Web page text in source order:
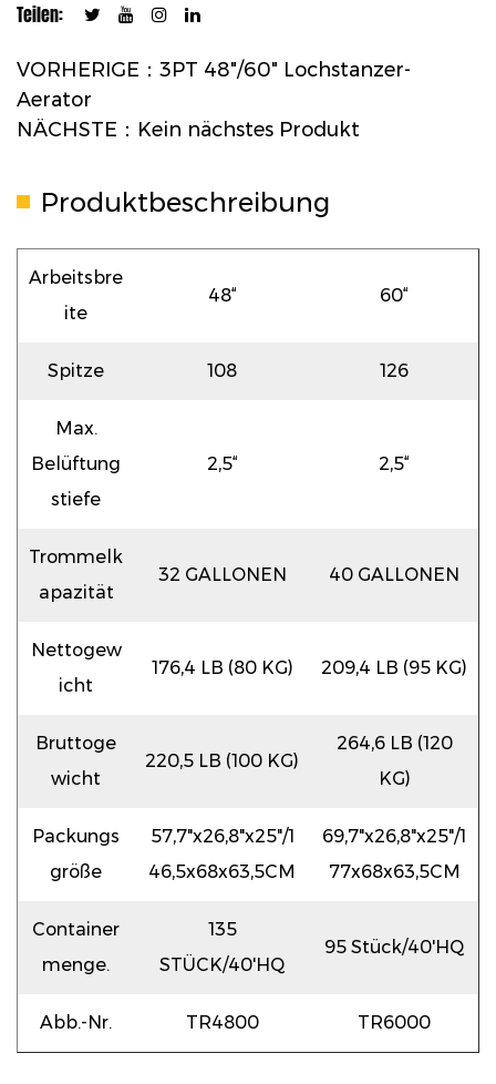
Teilen:
VORHERIGE：3PT 48"/60" Lochstanzer-
Aerator
NÄCHSTE：Kein nächstes Produkt
Produktbeschreibung
Arbeitsbre
ite
48“ 60“
Spitze 108 126
Max.
Belüftung
stiefe
2,5“ 2,5“
Trommelk
apazität
32 GALLONEN 40 GALLONEN
Nettogew
icht
176,4 LB (80 KG) 209,4 LB (95 KG)
Bruttoge
wicht
220,5 LB (100 KG)
264,6 LB (120
KG)
Packungs
größe
57,7"x26,8"x25"/1
46,5x68x63,5CM
69,7"x26,8"x25"/1
77x68x63,5CM
Container
menge.
135
STÜCK/40'HQ
95 Stück/40'HQ
Abb.-Nr. TR4800 TR6000